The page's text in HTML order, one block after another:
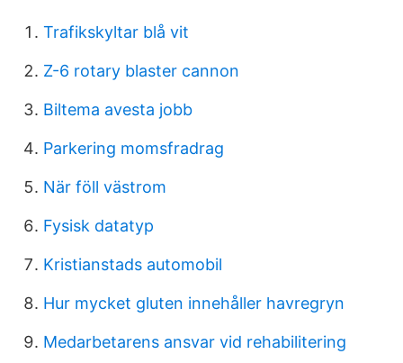
Trafikskyltar blå vit
Z-6 rotary blaster cannon
Biltema avesta jobb
Parkering momsfradrag
När föll västrom
Fysisk datatyp
Kristianstads automobil
Hur mycket gluten innehåller havregryn
Medarbetarens ansvar vid rehabilitering